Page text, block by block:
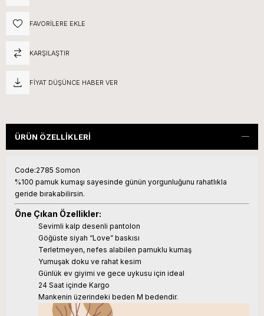
FAVORILERE EKLE
KARŞILAŞTIR
FIYAT DÜŞÜNCE HABER VER
ÜRÜN ÖZELLIKLERI
Code:2785 Somon
%100 pamuk kumaşı sayesinde günün yorgunluğunu rahatlıkla
geride bırakabilirsin.
Öne Çıkan Özellikler:
Sevimli kalp desenli pantolon
Göğüste siyah “Love” baskısı
Terletmeyen, nefes alabilen pamuklu kumaş
Yumuşak doku ve rahat kesim
Günlük ev giyimi ve gece uykusu için ideal
24 Saat içinde Kargo
Mankenin üzerindeki beden M bedendir.